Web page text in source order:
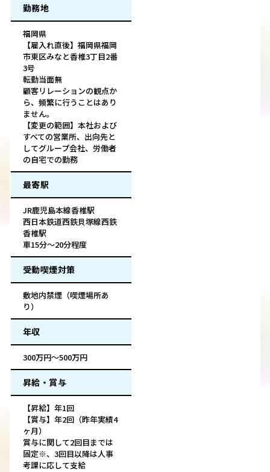
勤務地
福岡県
【雇入れ直後】福岡県福岡
市東区みなと香椎3丁目2番
3号
転勤当面無
顧客リレーションの観点か
ら、頻繁に行うことはあり
ません。
【変更の範囲】本社および
すべての営業所、出向先と
してグループ会社、労働者
の自宅での勤務
最寄駅
JR鹿児島本線香椎駅
西日本鉄道西鉄貝塚線西鉄
香椎駅
車15分～20分程度
受動喫煙対策
敷地内禁煙（喫煙場所あ
り）
年収
300万円～500万円
昇給・賞与
【昇給】年1回
【賞与】年2回（昨年実績4
ヶ月）
賞与に関して2回目までは
固定※、3回目以降は人事
考課に応して支給